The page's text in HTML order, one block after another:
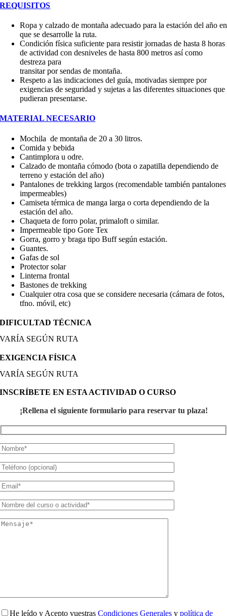
REQUISITOS
Ropa y calzado de montaña adecuado para la estación del año en
que se desarrolle la ruta.
Condición física suficiente para resistir jornadas de hasta 8 horas
de actividad con desniveles de hasta 800 metros así como
destreza para
transitar por sendas de montaña.
Respeto a las indicaciones del guía, motivadas siempre por
exigencias de seguridad y sujetas a las diferentes situaciones que
pudieran presentarse.
MATERIAL NECESARIO
Mochila de montaña de 20 a 30 litros.
Comida y bebida
Cantimplora u odre.
Calzado de montaña cómodo (bota o zapatilla dependiendo de
terreno y estación del año)
Pantalones de trekking largos (recomendable también pantalones
impermeables)
Camiseta térmica de manga larga o corta dependiendo de la
estación del año.
Chaqueta de forro polar, primaloft o similar.
Impermeable tipo Gore Tex
Gorra, gorro y braga tipo Buff según estación.
Guantes.
Gafas de sol
Protector solar
Linterna frontal
Bastones de trekking
Cualquier otra cosa que se considere necesaria (cámara de fotos,
tfno. móvil, etc)
DIFICULTAD TÉCNICA
VARÍA SEGÚN RUTA
EXIGENCIA FÍSICA
VARÍA SEGÚN RUTA
INSCRÍBETE EN ESTA ACTIVIDAD O CURSO
¡Rellena el siguiente formulario para reservar tu plaza!
He leído y Acepto vuestrasCondiciones Generales ypolítica de